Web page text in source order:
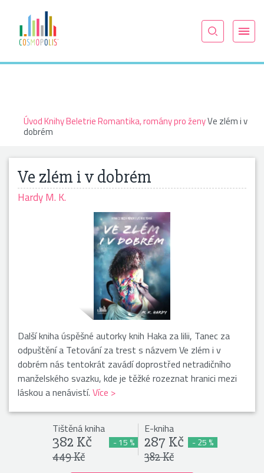
ÚvodKnihyBeletrieRomantika, romány pro ženyVe zlém i v
dobrém
Ve zlém i v dobrém
Hardy M. K.
Další kniha úspěšné autorky knih Haka za lilii, Tanec za
odpuštění a Tetování za trest s názvem Ve zlém i v
dobrém nás tentokrát zavádí doprostřed netradičního
manželského svazku, kde je těžké rozeznat hranici mezi
láskou a nenávistí. Více >
Tištěná kniha
382 Kč
449 Kč
- 15 %
E-kniha
287 Kč
382 Kč
- 25 %